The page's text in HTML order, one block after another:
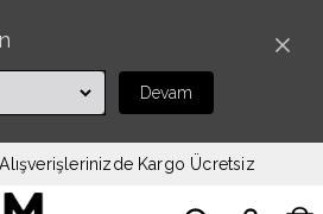
Devam
Kargo Ücretsiz